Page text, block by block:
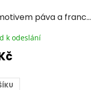
Vintage spona do vlasů s motivem páva a francouzským zapínáním - multicolor
k odeslání